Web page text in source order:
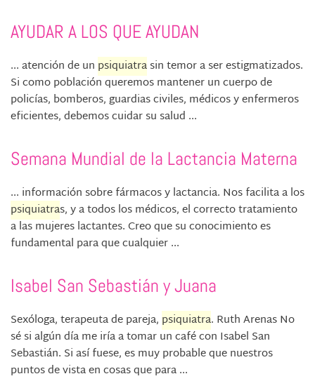
AYUDAR A LOS QUE AYUDAN
... atención de un psiquiatrasin temor a ser estigmatizados.
Si como población queremos mantener un cuerpo de
policías, bomberos, guardias civiles, médicos y enfermeros
eficientes, debemos cuidar su salud ...
Semana Mundial de la Lactancia Materna
... información sobre fármacos y lactancia. Nos facilita a los
psiquiatras, y a todos los médicos, el correcto tratamiento
a las mujeres lactantes. Creo que su conocimiento es
fundamental para que cualquier ...
Isabel San Sebastián y Juana
Sexóloga, terapeuta de pareja, psiquiatra. Ruth Arenas No
sé si algún día me iría a tomar un café con Isabel San
Sebastián. Si así fuese, es muy probable que nuestros
puntos de vista en cosas que para ...